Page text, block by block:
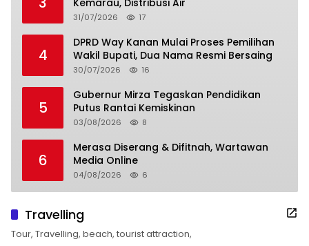
31/07/2026 17
4
DPRD Way Kanan Mulai Proses Pemilihan
Wakil Bupati, Dua Nama Resmi Bersaing
30/07/2026 16
5
Gubernur Mirza Tegaskan Pendidikan
Putus Rantai Kemiskinan
03/08/2026 8
6
Merasa Diserang & Difitnah, Wartawan
Media Online
04/08/2026 6
Travelling
Tour, Travelling, beach, tourist attraction,